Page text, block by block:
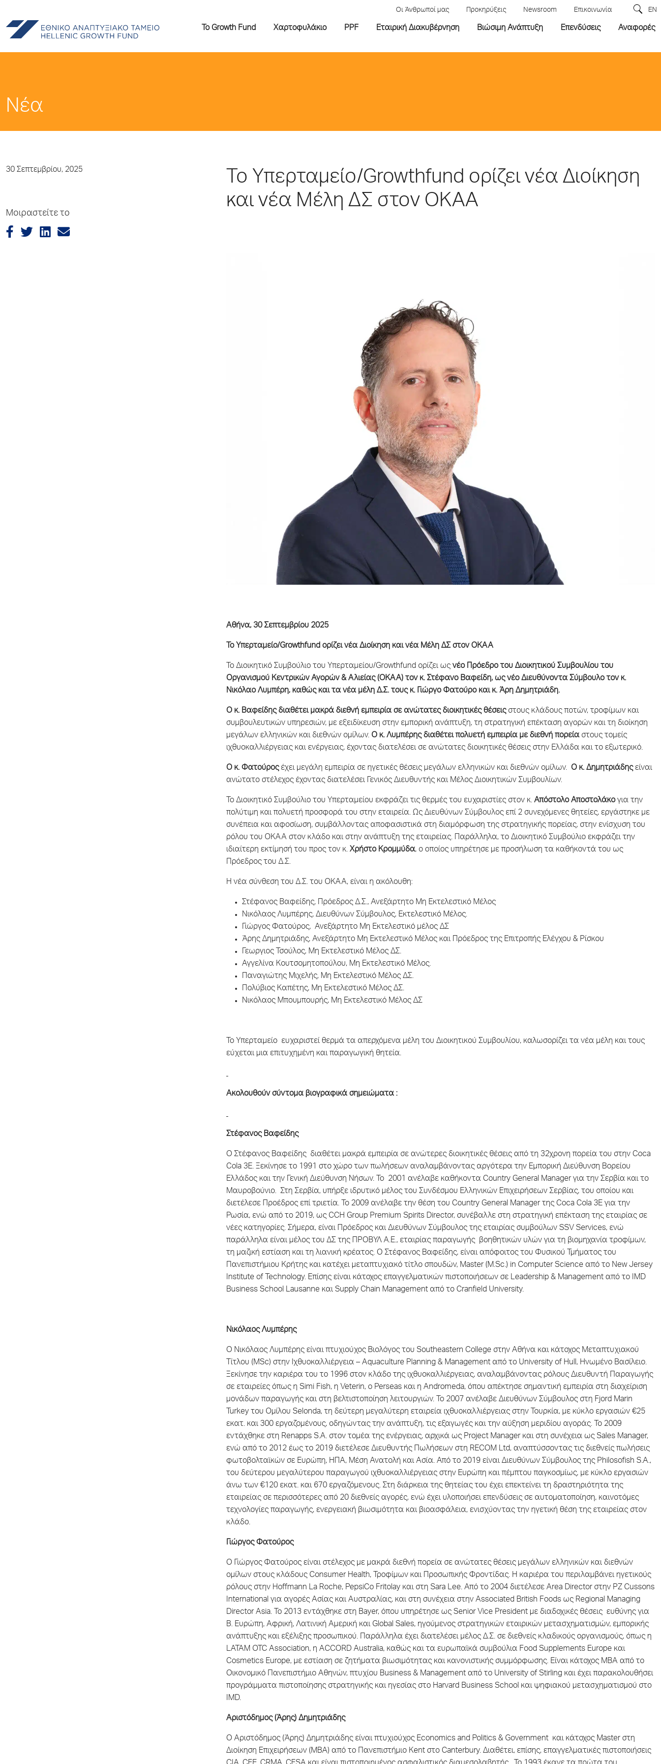
Οι Άνθρωποί μας Προκηρύξεις Newsroom Επικοινωνία EN
Το Growth Fund Χαρτοφυλάκιο PPF Εταιρική Διακυβέρνηση Βιώσιμη Ανάπτυξη Επενδύσεις Αναφορές
Νέα
30 Σεπτεμβρίου, 2025
Μοιραστείτε το
Το Υπερταμείο/Growthfund ορίζει νέα Διοίκηση
και νέα Μέλη ΔΣ στον ΟΚΑΑ
Αθήνα, 30 Σεπτεμβρίου 2025
Το Υπερταμείο/Growthfund ορίζει νέα Διοίκηση και νέα Μέλη ΔΣ στον ΟΚΑΑ
Το Διοικητικό Συμβούλιο του Υπερταμείου/Growthfund ορίζει ως νέο Πρόεδρο του Διοικητικού Συμβουλίου του
Οργανισμού Κεντρικών Αγορών & Αλιείας (ΟΚΑΑ) τον κ. Στέφανο Βαφείδη, ως νέο Διευθύνοντα Σύμβουλο τον κ.
Νικόλαο Λυμπέρη, καθώς και τα νέα μέλη Δ.Σ. τους κ. Γιώργο Φατούρο και κ. Άρη Δημητριάδη.
Ο κ. Βαφείδης διαθέτει μακρά διεθνή εμπειρία σε ανώτατες διοικητικές θέσειςστους κλάδους ποτών, τροφίμων και
συμβουλευτικών υπηρεσιών, με εξειδίκευση στην εμπορική ανάπτυξη, τη στρατηγική επέκταση αγορών και τη διοίκηση
μεγάλων ελληνικών και διεθνών ομίλων. Ο κ. Λυμπέρης διαθέτει πολυετή εμπειρία με διεθνή πορείαστους τομείς
ιχθυοκαλλιέργειας και ενέργειας, έχοντας διατελέσει σε ανώτατες διοικητικές θέσεις στην Ελλάδα και το εξωτερικό.
Ο κ. Φατούροςέχει μεγάλη εμπειρία σε ηγετικές θέσεις μεγάλων ελληνικών και διεθνών ομίλων. Ο κ. Δημητριάδης είναι
ανώτατο στέλεχος έχοντας διατελέσει Γενικός Διευθυντής και Μέλος Διοικητικών Συμβουλίων.
Το Διοικητικό Συμβούλιο του Υπερταμείου εκφράζει τις θερμές του ευχαριστίες στον κ. Απόστολο Αποστολάκογια την
πολύτιμη και πολυετή προσφορά του στην εταιρεία. Ως Διευθύνων Σύμβουλος επί 2 συνεχόμενες θητείες, εργάστηκε με
συνέπεια και αφοσίωση, συμβάλλοντας αποφασιστικά στη διαμόρφωση της στρατηγικής πορείας, στην ενίσχυση του
ρόλου του ΟΚΑΑ στον κλάδο και στην ανάπτυξη της εταιρείας. Παράλληλα, το Διοικητικό Συμβούλιο εκφράζει την
ιδιαίτερη εκτίμησή του προς τον κ. Χρήστο Κρομμύδα, ο οποίος υπηρέτησε με προσήλωση τα καθήκοντά του ως
Πρόεδρος του Δ.Σ.
Η νέα σύνθεση του Δ.Σ. του ΟΚΑΑ, είναι η ακόλουθη:
Στέφανος Βαφείδης, Πρόεδρος Δ.Σ., Ανεξάρτητο Μη Εκτελεστικό Μέλος
Νικόλαος Λυμπέρης, Διευθύνων Σύμβουλος, Εκτελεστικό Μέλος.
Γιώργος Φατούρος, Ανεξάρτητο Μη Εκτελεστικό μέλος ΔΣ
Άρης Δημητριάδης, Ανεξάρτητο Μη Εκτελεστικό Μέλος και Πρόεδρος της Επιτροπής Ελέγχου & Ρίσκου
Γεωργιος Τσούλος, Μη Εκτελεστικό Μέλος ΔΣ.
Αγγελίνα Κουτσομητοπούλου, Μη Εκτελεστικό Μέλος.
Παναγιώτης Μιχελής, Μη Εκτελεστικό Μέλος ΔΣ.
Πολύβιος Καπέτης, Μη Εκτελεστικό Μέλος ΔΣ.
Νικόλαος Μπουμπουρής, Μη Εκτελεστικό Μέλος ΔΣ
Το Υπερταμείο ευχαριστεί θερμά τα απερχόμενα μέλη του Διοικητικού Συμβουλίου, καλωσορίζει τα νέα μέλη και τους
εύχεται μια επιτυχημένη και παραγωγική θητεία.
Ακολουθούν σύντομα βιογραφικά σημειώματα :
Στέφανος Βαφείδης
Ο Στέφανος Βαφείδης διαθέτει μακρά εμπειρία σε ανώτερες διοικητικές θέσεις από τη 32χρονη πορεία του στην Coca
Cola 3E. Ξεκίνησε το 1991 στο χώρο των πωλήσεων αναλαμβάνοντας αργότερα την Εμπορική Διεύθυνση Βορείου
Ελλάδος και την Γενική Διεύθυνση Νήσων. Το 2001 ανέλαβε καθήκοντα Country General Manager για την Σερβία και το
Μαυροβούνιο. Στη Σερβία, υπήρξε ιδρυτικό μέλος του Συνδέσμου Ελληνικών Επιχειρήσεων Σερβίας, του οποίου και
διετέλεσε Προέδρος επί τριετία. Το 2009 ανέλαβε την θέση του Country General Manager της Coca Cola 3E για την
Ρωσία, ενώ από το 2019, ως CCH Group Premium Spirits Director, συνέβαλλε στη στρατηγική επέκταση της εταιρίας σε
νέες κατηγορίες. Σήμερα, είναι Πρόεδρος και Διευθύνων Σύμβουλος της εταιρίας συμβούλων SSV Services, ενώ
παράλληλα είναι μέλος του ΔΣ της ΠΡΟΒΥΛ Α.Ε., εταιρίας παραγωγής βοηθητικών υλών για τη βιομηχανία τροφίμων,
τη μαζική εστίαση και τη λιανική κρέατος. Ο Στέφανος Βαφείδης, είναι απόφοιτος του Φυσικού Τμήματος του
Πανεπιστήμιου Κρήτης και κατέχει μεταπτυχιακό τίτλο σπουδών, Master (M.Sc.) in Computer Science από το New Jersey
Institute of Technology. Επίσης είναι κάτοχος επαγγελματικών πιστοποιήσεων σε Leadership & Management από το IMD
Business School Lausanne και Supply Chain Management από το Cranfield University.
Νικόλαος Λυμπέρης
Ο Νικόλαος Λυμπέρης είναι πτυχιούχος Βιολόγος του Southeastern College στην Αθήνα και κάτοχος Μεταπτυχιακού
Τίτλου (MSc) στην Ιχθυοκαλλιέργεια – Aquaculture Planning & Management από το University of Hull, Ηνωμένο Βασίλειο.
Ξεκίνησε την καριέρα του το 1996 στον κλάδο της ιχθυοκαλλιέργειας, αναλαμβάνοντας ρόλους Διευθυντή Παραγωγής
σε εταιρείες όπως η Simi Fish, η Veterin, ο Perseas και η Andromeda, όπου απέκτησε σημαντική εμπειρία στη διαχείριση
μονάδων παραγωγής και στη βελτιστοποίηση λειτουργιών. Το 2007 ανέλαβε Διευθύνων Σύμβουλος στη Fjord Marin
Turkey του Ομίλου Selonda, τη δεύτερη μεγαλύτερη εταιρεία ιχθυοκαλλιέργειας στην Τουρκία, με κύκλο εργασιών €25
εκατ. και 300 εργαζομένους, οδηγώντας την ανάπτυξη, τις εξαγωγές και την αύξηση μεριδίου αγοράς. Το 2009
εντάχθηκε στη Renapps S.A. στον τομέα της ενέργειας, αρχικά ως Project Manager και στη συνέχεια ως Sales Manager,
ενώ από το 2012 έως το 2019 διετέλεσε Διευθυντής Πωλήσεων στη RECOM Ltd, αναπτύσσοντας τις διεθνείς πωλήσεις
φωτοβολταϊκών σε Ευρώπη, ΗΠΑ, Μέση Ανατολή και Ασία. Από το 2019 είναι Διευθύνων Σύμβουλος της Philosofish S.A.,
του δεύτερου μεγαλύτερου παραγωγού ιχθυοκαλλιέργειας στην Ευρώπη και πέμπτου παγκοσμίως, με κύκλο εργασιών
άνω των €120 εκατ. και 670 εργαζόμενους. Στη διάρκεια της θητείας του έχει επεκτείνει τη δραστηριότητα της
εταιρείας σε περισσότερες από 20 διεθνείς αγορές, ενώ έχει υλοποιήσει επενδύσεις σε αυτοματοποίηση, καινοτόμες
τεχνολογίες παραγωγής, ενεργειακή βιωσιμότητα και βιοασφάλεια, ενισχύοντας την ηγετική θέση της εταιρείας στον
κλάδο.
Γιώργος Φατούρος
Ο Γιώργος Φατούρος είναι στέλεχος με μακρά διεθνή πορεία σε ανώτατες θέσεις μεγάλων ελληνικών και διεθνών
ομίλων στους κλάδους Consumer Health, Τροφίμων και Προσωπικής Φροντίδας. Η καριέρα του περιλαμβάνει ηγετικούς
ρόλους στην Hoffmann La Roche, PepsiCo Fritolay και στη Sara Lee. Από το 2004 διετέλεσε Area Director στην PZ Cussons
International για αγορές Ασίας και Αυστραλίας, και στη συνέχεια στην Associated British Foods ως Regional Managing
Director Asia. Το 2013 εντάχθηκε στη Bayer, όπου υπηρέτησε ως Senior Vice President με διαδοχικές θέσεις ευθύνης για
Β. Ευρώπη, Αφρική, Λατινική Αμερική και Global Sales, ηγούμενος στρατηγικών εταιρικών μετασχηματισμών, εμπορικής
ανάπτυξης και εξέλιξης προσωπικού. Παράλληλα έχει διατελέσει μέλος Δ.Σ. σε διεθνείς κλαδικούς οργανισμούς, όπως η
LATAM OTC Association, η ACCORD Australia, καθώς και τα ευρωπαϊκά συμβούλια Food Supplements Europe και
Cosmetics Europe, με εστίαση σε ζητήματα βιωσιμότητας και κανονιστικής συμμόρφωσης. Είναι κάτοχος MBA από το
Οικονομικό Πανεπιστήμιο Αθηνών, πτυχίου Business & Management από το University of Stirling και έχει παρακολουθήσει
προγράμματα πιστοποίησης στρατηγικής και ηγεσίας στο Harvard Business School και ψηφιακού μετασχηματισμού στο
IMD.
Αριστόδημος (Άρης) Δημητριάδης
Ο Αριστόδημος (Άρης) Δημητριάδης είναι πτυχιούχος Economics and Politics & Government και κάτοχος Master στη
Διοίκηση Επιχειρήσεων (MBA) από το Πανεπιστήμιο Kent στο Canterbury. Διαθέτει, επίσης, επαγγελματικές πιστοποιήσεις